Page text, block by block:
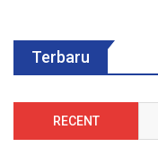
Terbaru
RECENT